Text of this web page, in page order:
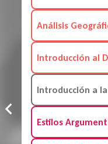
Análisis
Introducción al
Introducción a
Estilos